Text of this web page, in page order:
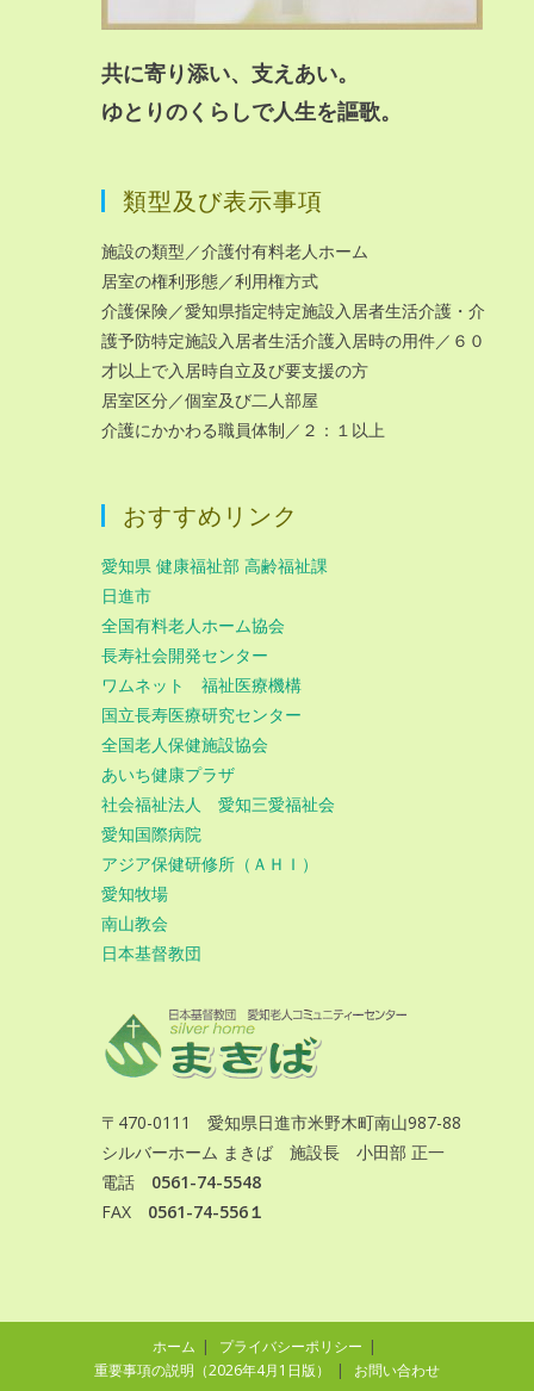
共に寄り添い、支えあい。
ゆとりのくらしで人生を謳歌。
類型及び表示事項
施設の類型／介護付有料老人ホーム
居室の権利形態／利用権方式
介護保険／愛知県指定特定施設入居者生活介護・介
護予防特定施設入居者生活介護入居時の用件／６０
才以上で入居時自立及び要支援の方
居室区分／個室及び二人部屋
介護にかかわる職員体制／２：１以上
おすすめリンク
愛知県 健康福祉部 高齢福祉課
日進市
全国有料老人ホーム協会
長寿社会開発センター
ワムネット 福祉医療機構
国立長寿医療研究センター
全国老人保健施設協会
あいち健康プラザ
社会福祉法人 愛知三愛福祉会
愛知国際病院
アジア保健研修所（ＡＨＩ）
愛知牧場
南山教会
日本基督教団
〒470-0111 愛知県日進市米野木町南山987-88
シルバーホーム まきば 施設長 小田部 正一
電話 0561-74-5548
FAX 0561-74-556１
ホーム
プライバシーポリシー
重要事項の説明（2026年4月1日版）
お問い合わせ